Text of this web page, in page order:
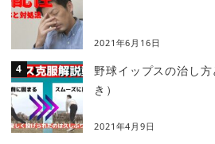
2021年6月16日
野球イップスの治し
き）
2021年4月9日